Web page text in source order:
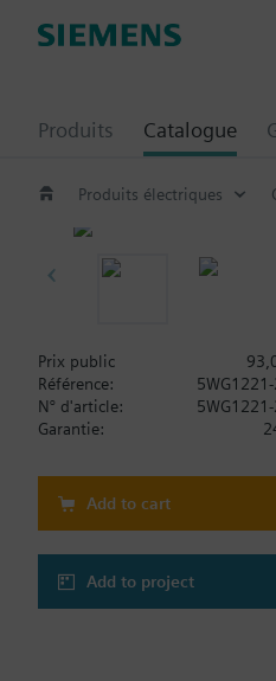
Produits Catalogue
Produits électriques
Prix public
Référence:
N° d'article:
Garantie:
Add to cart
Add to project